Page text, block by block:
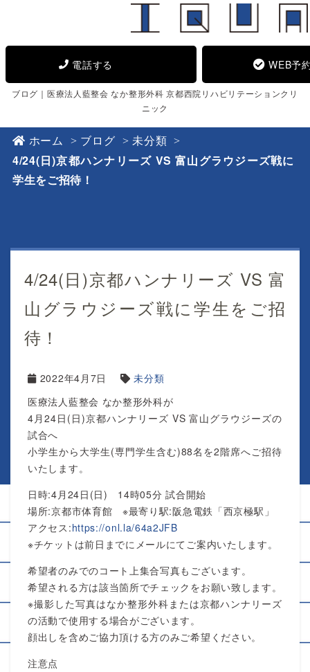
電話する WEB予
ブログ｜医療法人藍整会 なか整形外科 京都西院リハビリテーションクリ
ニック
ホーム ブログ
未分類
4/24(日)京都ハンナリーズ VS 富山グラウジーズ戦に
学生をご招待！
4/24(日)京都ハンナリーズ VS 富
山グラウジーズ戦に学生をご招
待！
2022年4月7日
未分類
医療法人藍整会 なか整形外科が
4月24日(日)京都ハンナリーズ VS 富山グラウジーズの
試合へ
小学生から大学生(専門学生含む)88名を2階席へご招待
いたします。
日時:4月24日(日) 14時05分 試合開始
場所:京都市体育館 ※最寄り駅:阪急電鉄「西京極駅」
アクセス:https://onl.la/64a2JFB
※チケットは前日までにメールにてご案内いたします。
希望者のみでのコート上集合写真もございます。
希望される方は該当箇所でチェックをお願い致します。
※撮影した写真はなか整形外科または京都ハンナリーズ
の活動で使用する場合がございます。
顔出しを含めご協力頂ける方のみご希望ください。
注意点